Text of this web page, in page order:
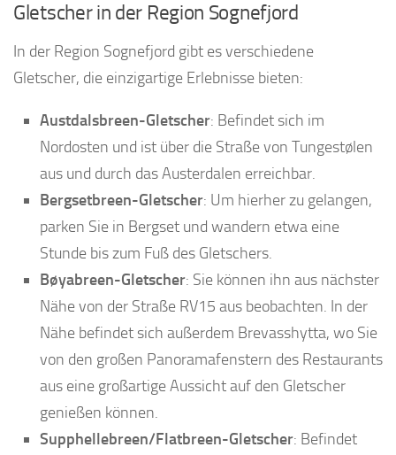
Gletscher in der Region Sognefjord
In der Region Sognefjord gibt es verschiedene
Gletscher, die einzigartige Erlebnisse bieten:
Austdalsbreen-Gletscher: Befindet sich im
Nordosten und ist über die Straße von Tungestølen
aus und durch das Austerdalen erreichbar.
Bergsetbreen-Gletscher: Um hierher zu gelangen,
parken Sie in Bergset und wandern etwa eine
Stunde bis zum Fuß des Gletschers.
Bøyabreen-Gletscher: Sie können ihn aus nächster
Nähe von der Straße RV15 aus beobachten. In der
Nähe befindet sich außerdem Brevasshytta, wo Sie
von den großen Panoramafenstern des Restaurants
aus eine großartige Aussicht auf den Gletscher
genießen können.
Supphellebreen/Flatbreen-Gletscher: Befindet